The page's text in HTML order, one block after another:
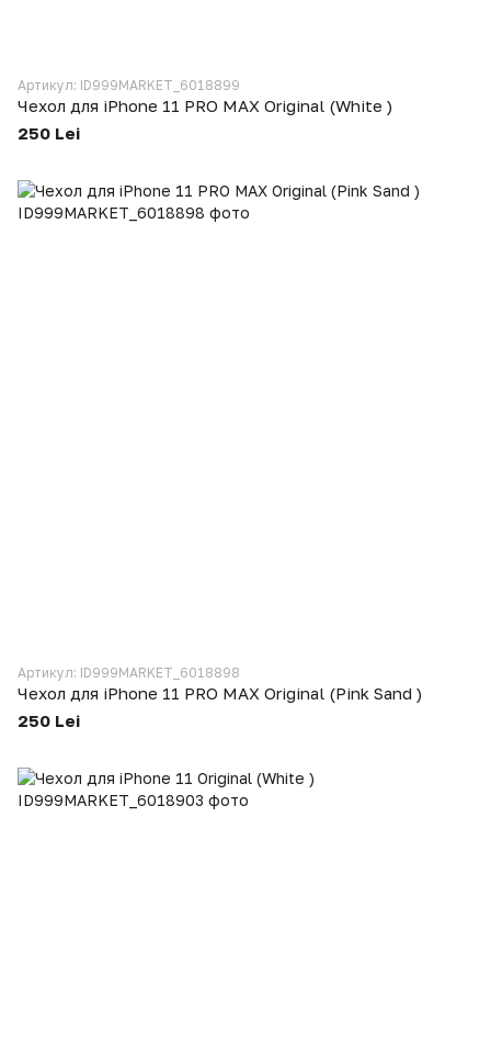
Артикул: ID999MARKET_6018899
Чехол для iPhone 11 PRO MAX Original (White )
250 Lei
Артикул: ID999MARKET_6018898
Чехол для iPhone 11 PRO MAX Original (Pink Sand )
250 Lei